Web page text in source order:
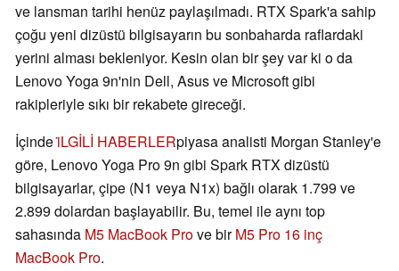
ve lansman tarihi henüz paylaşılmadı. RTX Spark'a sahip
çoğu yeni dizüstü bilgisayarın bu sonbaharda raflardaki
yerini alması bekleniyor. Kesin olan bir şey var ki o da
Lenovo Yoga 9n'nin Dell, Asus ve Microsoft gibi
rakipleriyle sıkı bir rekabete gireceği.
İçindei̇LGİLİ HABERLERpiyasa analisti Morgan Stanley'e
göre, Lenovo Yoga Pro 9n gibi Spark RTX dizüstü
bilgisayarlar, çipe (N1 veya N1x) bağlı olarak 1.799 ve
2.899 dolardan başlayabilir. Bu, temel ile aynı top
sahasında M5 MacBook Prove birM5 Pro 16 inç
MacBook Pro.